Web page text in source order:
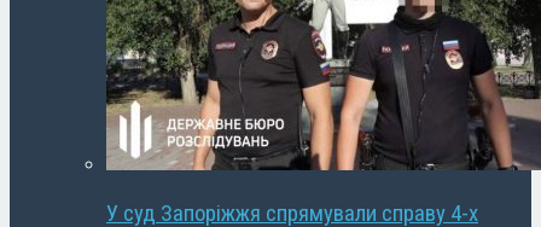
У суд Запоріжжя спрямували справу 4-х